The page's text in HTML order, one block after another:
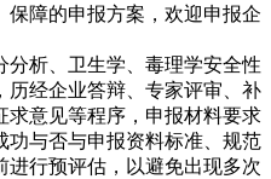
障的申报方案，欢迎申报企
分析、卫生学、毒理学安全性
历经企业答辩、专家评审、补
求意见等程序，申报材料要求
功与否与申报资料标准、规范
进行预评估，以避免出现多次